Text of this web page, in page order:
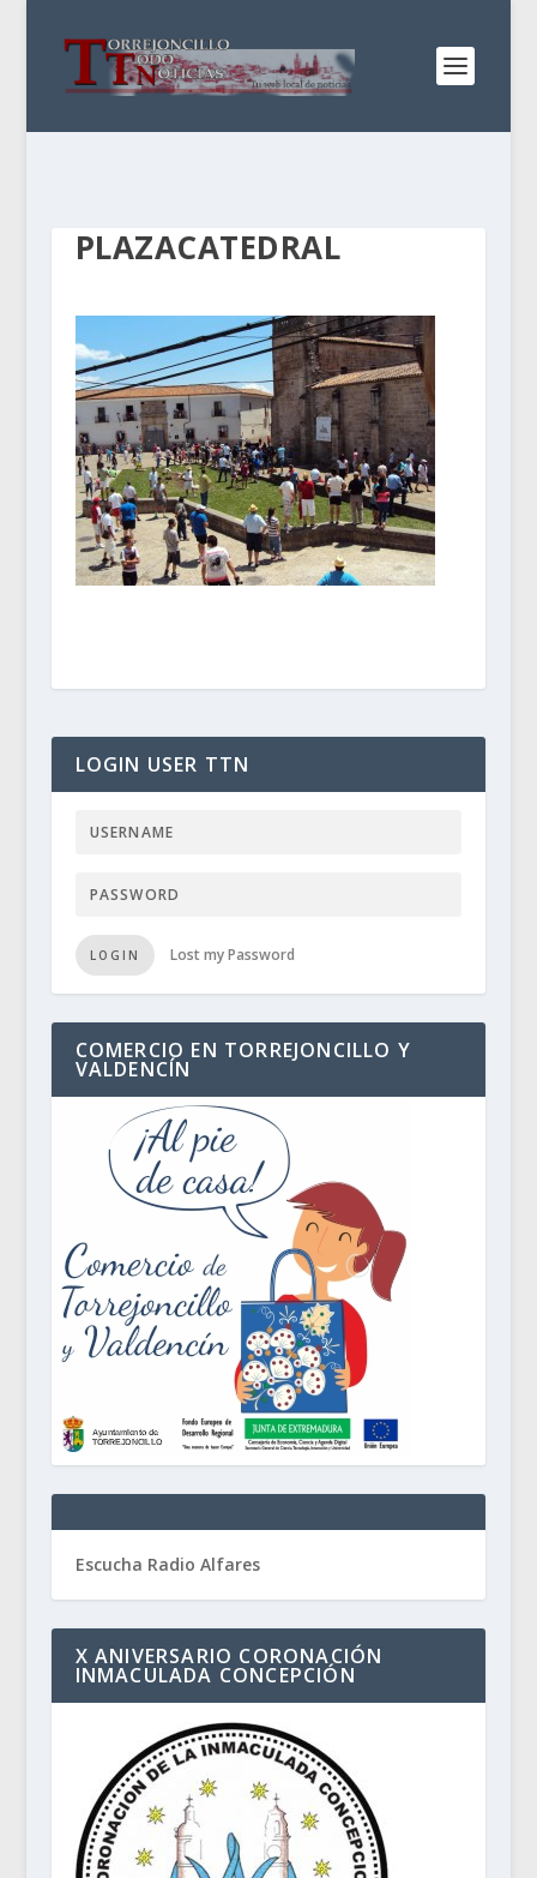
PLAZACATEDRAL
LOGIN USER TTN
LOGIN Lost my Password
COMERCIO EN TORREJONCILLO Y
VALDENCÍN
Escucha Radio Alfares
X ANIVERSARIO CORONACIÓN
INMACULADA CONCEPCIÓN